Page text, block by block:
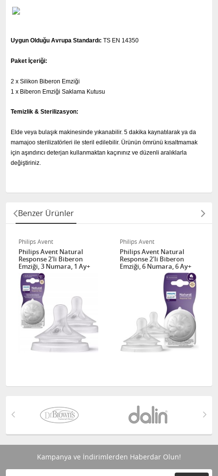
Uygun Olduğu Avrupa Standardı: TS EN 14350
Paket İçeriği:
2 x Silikon Biberon Emziği
1 x Biberon Emziği Saklama Kutusu
Temizlik & Sterilizasyon:
Elde veya bulaşık makinesinde yıkanabilir. 5 dakika kaynatılarak ya da
mamajoo sterilizatörleri ile steril edilebilir. Ürünün ömrünü kısaltmamak
için aşındırıcı deterjan kullanmaktan kaçınınız ve düzenli aralıklarla
değiştiriniz.
Benzer Ürünler
Philips Avent
Philips Avent Natural
Response 2'li Biberon
Emziği, 3 Numara, 1 Ay+
Philips Avent
Philips Avent Natural
Response 2'li Biberon
Emziği, 6 Numara, 6 Ay+
Kampanya ve İndirimlerden Haberdar Olun!